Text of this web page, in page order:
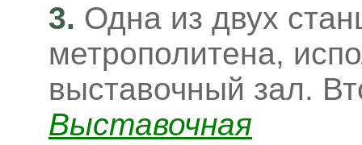
3. Одна из двух
метрополитена,
выставочный зал.
Выставочная